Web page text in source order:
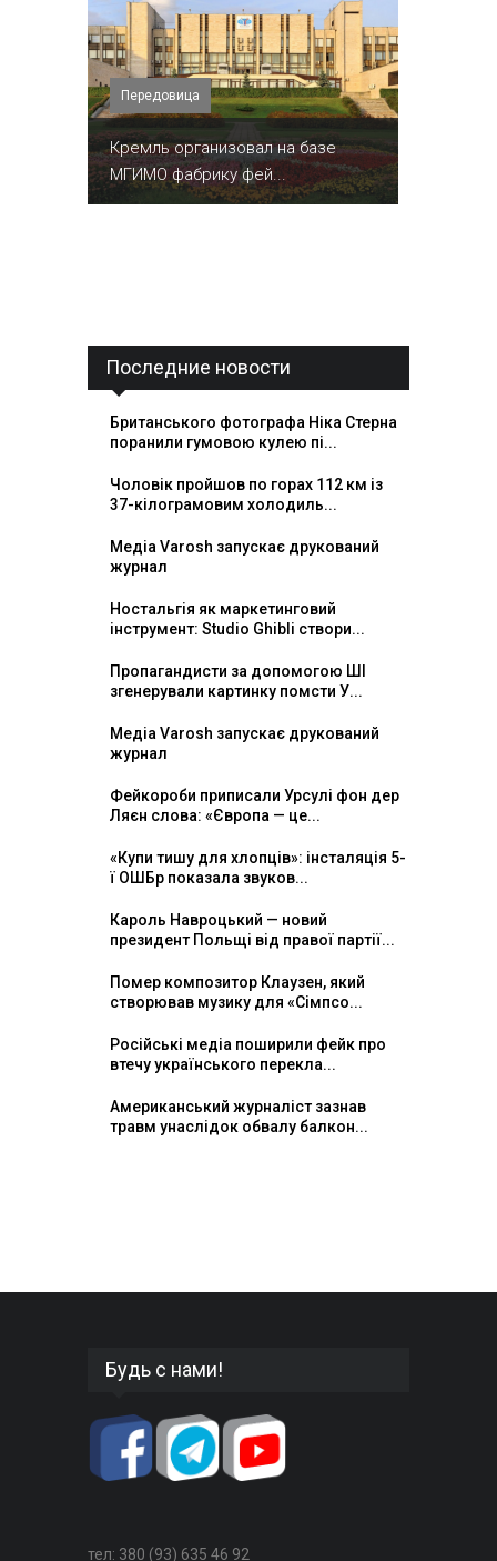
Передовица
Кремль организовал на базе
МГИМО фабрику фей...
Последние новости
Британського фотографа Ніка Стерна
поранили гумовою кулею пі...
Чоловік пройшов по горах 112 км із
37-кілограмовим холодиль...
Медіа Varosh запускає друкований
журнал
Ностальгія як маркетинговий
інструмент: Studio Ghibli створи...
Пропагандисти за допомогою ШІ
згенерували картинку помсти У...
Медіа Varosh запускає друкований
журнал
Фейкороби приписали Урсулі фон дер
Ляєн слова: «Європа — це...
«Купи тишу для хлопців»: інсталяція 5-
ї ОШБр показала звуков...
Кароль Навроцький — новий
президент Польщі від правої партії...
Помер композитор Клаузен, який
створював музику для «Сімпсо...
Російські медіа поширили фейк про
втечу українського перекла...
Американський журналіст зазнав
травм унаслідок обвалу балкон...
Будь с нами!
тел: 380 (93) 635 46 92